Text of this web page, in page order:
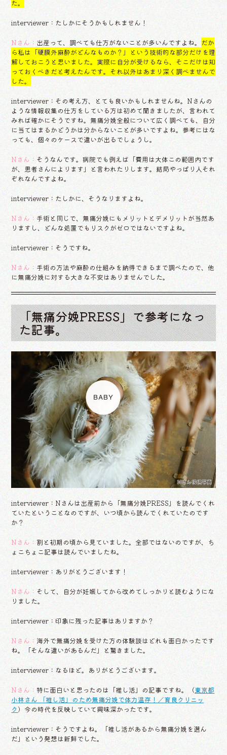
た。
interviewer：たしかにそうかもしれません！
Nさん： 出産って、調べても仕方がないことが多いんですよね。 だか
ら私は「硬膜外麻酔がどんなものか？」という技術的な部分だけを理
解しておこうと思いました。実際に自分が受けるなら、そこだけは知
っておくべきだと考えたんです。それ以外はあまり深く調べませんで
した。
interviewer：その考え方、とても良いかもしれませんね。Nさんの
ような情報収集の仕方をしている方は初めて聞きましたが、言われて
みれば確かにそうですね。無痛分娩全般について広く調べても、自分
に当てはまるかどうかは分からないことが多いですよね。参考にはな
っても、個々のケースで違いが出るでしょうし。
Nさん： そうなんです。病院でも例えば「費用は大体この範囲内です
が、患者さんによります」と言われたりします。結局やっぱり人それ
ぞれなんですよね。
interviewer：たしかに、そうなりますよね。
Nさん： 手術と同じで、無痛分娩にもメリットとデメリットが当然あ
りますし、どんな処置でもリスクがゼロではないですよね。
interviewer：そうですね。
Nさん： 手術の方法や麻酔の仕組みを納得できるまで調べたので、他
に無痛分娩に対する大きな不安はありませんでした。
「無痛分娩PRESS」で参考になっ
た記事。
Nさん提供写真
interviewer：Nさんは出産前から「無痛分娩PRESS」を読んでくれ
ていたということなのですが、いつ頃から読んでくれていたのです
か？
Nさん： 割と初期の頃から見ていました。全部ではないのですが、ち
ょこちょこ記事は読んでいましたね。
interviewer：ありがとうございます！
Nさん： そして、自分が妊娠してから改めてしっかりと読むようにな
りました。
interviewer：印象に残った記事はありますか？
Nさん：海外で無痛分娩を受けた方の体験談はどれも面白かったです
ね。「そんな違いがあるんだ」と驚きました。
interviewer：なるほど。ありがとうございます。
Nさん： 特に面白いと思ったのは「推し活」の記事ですね。（東京都
小林さん 「推し活」のため無痛分娩で体力温存！／育良クリニッ
ク）今の時代を反映していて興味深かったです。
interviewer：そうですよね。「推し活があるから無痛分娩を選ん
だ」という発想は新鮮でした。